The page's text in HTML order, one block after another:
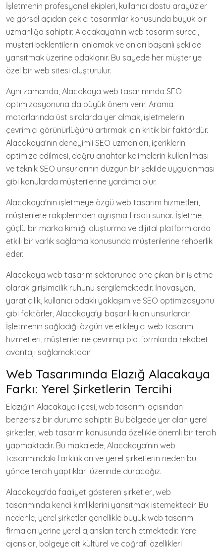
İşletmenin profesyonel ekipleri, kullanıcı dostu arayüzler
ve görsel açıdan çekici tasarımlar konusunda büyük bir
uzmanlığa sahiptir. Alacakaya'nın web tasarım süreci,
müşteri beklentilerini anlamak ve onları başarılı şekilde
yansıtmak üzerine odaklanır. Bu sayede her müşteriye
özel bir web sitesi oluşturulur.
Aynı zamanda, Alacakaya web tasarımında SEO
optimizasyonuna da büyük önem verir. Arama
motorlarında üst sıralarda yer almak, işletmelerin
çevrimiçi görünürlüğünü artırmak için kritik bir faktördür.
Alacakaya'nın deneyimli SEO uzmanları, içeriklerin
optimize edilmesi, doğru anahtar kelimelerin kullanılması
ve teknik SEO unsurlarının düzgün bir şekilde uygulanması
gibi konularda müşterilerine yardımcı olur.
Alacakaya'nın işletmeye özgü web tasarım hizmetleri,
müşterilere rakiplerinden ayrışma fırsatı sunar. İşletme,
güçlü bir marka kimliği oluşturma ve dijital platformlarda
etkili bir varlık sağlama konusunda müşterilerine rehberlik
eder.
Alacakaya web tasarım sektöründe öne çıkan bir işletme
olarak girişimcilik ruhunu sergilemektedir. İnovasyon,
yaratıcılık, kullanıcı odaklı yaklaşım ve SEO optimizasyonu
gibi faktörler, Alacakaya'yı başarılı kılan unsurlardır.
İşletmenin sağladığı özgün ve etkileyici web tasarım
hizmetleri, müşterilerine çevrimiçi platformlarda rekabet
avantajı sağlamaktadır.
Web Tasarımında Elazığ Alacakaya
Farkı: Yerel Şirketlerin Tercihi
Elazığ'ın Alacakaya ilçesi, web tasarımı açısından
benzersiz bir duruma sahiptir. Bu bölgede yer alan yerel
şirketler, web tasarım konusunda özellikle önemli bir tercih
yapmaktadır. Bu makalede, Alacakaya'nın web
tasarımındaki farklılıkları ve yerel şirketlerin neden bu
yönde tercih yaptıkları üzerinde duracağız.
Alacakaya'da faaliyet gösteren şirketler, web
tasarımında kendi kimliklerini yansıtmak istemektedir. Bu
nedenle, yerel şirketler genellikle büyük web tasarım
firmaları yerine yerel ajansları tercih etmektedir. Yerel
ajanslar, bölgeye ait kültürel ve coğrafi özellikleri